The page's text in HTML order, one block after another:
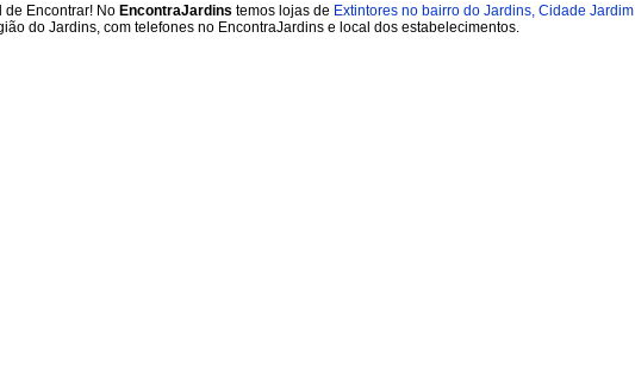
de Encontrar! No EncontraJardins temos lojas de Extintores no bairro do Jardins, Cidade Jardim
do Jardins, com telefones no EncontraJardins e local dos estabelecimentos.